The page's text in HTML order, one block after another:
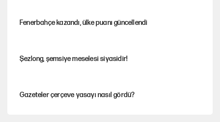
Fenerbahçe kazandı, ülke puanı güncellendi
Şezlong, şemsiye meselesi siyasidir!
Gazeteler çerçeve yasayı nasıl gördü?